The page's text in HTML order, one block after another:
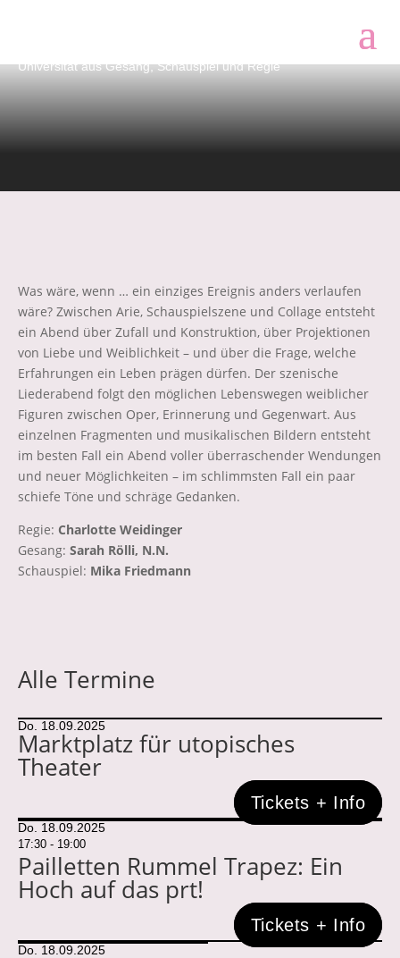
Universität aus Gesang, Schauspiel und Regie
Was wäre, wenn … ein einziges Ereignis anders verlaufen
wäre? Zwischen Arie, Schauspielszene und Collage entsteht
ein Abend über Zufall und Konstruktion, über Projektionen
von Liebe und Weiblichkeit – und über die Frage, welche
Erfahrungen ein Leben prägen dürfen. Der szenische
Liederabend folgt den möglichen Lebenswegen weiblicher
Figuren zwischen Oper, Erinnerung und Gegenwart. Aus
einzelnen Fragmenten und musikalischen Bildern entsteht
im besten Fall ein Abend voller überraschender Wendungen
und neuer Möglichkeiten – im schlimmsten Fall ein paar
schiefe Töne und schräge Gedanken.
Regie: Charlotte Weidinger
Gesang: Sarah Rölli, N.N.
Schauspiel: Mika Friedmann
Alle Termine
Do. 18.09.2025
Marktplatz für utopisches
Theater
Tickets + Info
Do. 18.09.2025
17:30 - 19:00
Pailletten Rummel Trapez: Ein
Hoch auf das prt!
Tickets + Info
Do. 18.09.2025